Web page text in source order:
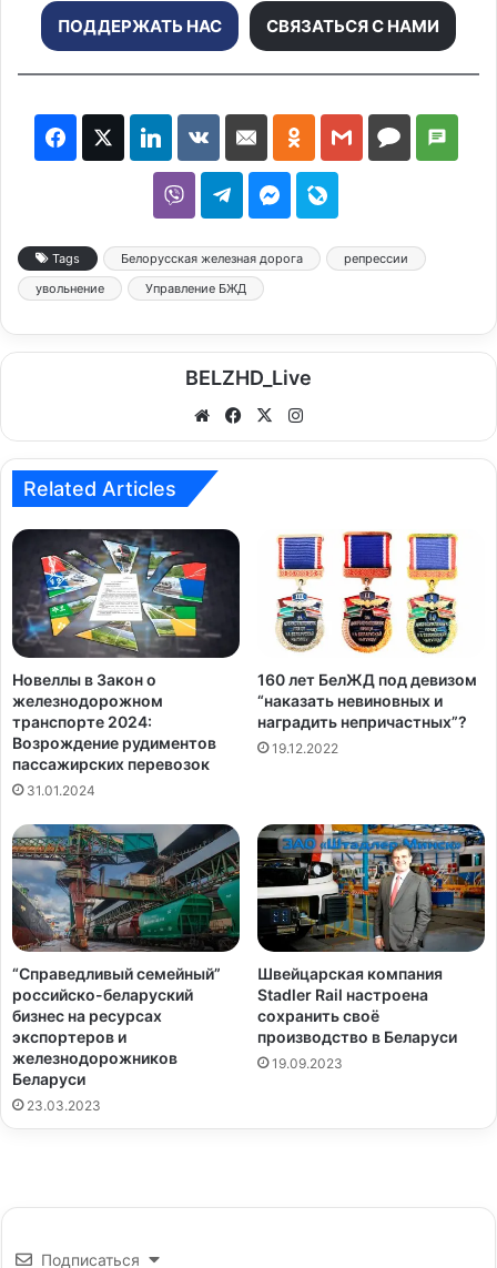
ПОДДЕРЖАТЬ НАС СВЯЗАТЬСЯ С НАМИ
Tags Белорусская железная дорога
репрессии
увольнение
Управление БЖД
BELZHD_Live
We
bsi
Fa
ce
X
tag
Related Articles
Новеллы в Закон о
железнодорожном
транспорте 2024:
Возрождение рудиментов
пассажирских перевозок
31.01.2024
160 лет БелЖД под девизом
“наказать невиновных и
наградить непричастных”?
19.12.2022
“Справедливый семейный”
российско-беларуский
бизнес на ресурсах
экспортеров и
железнодорожников
Беларуси
23.03.2023
Швейцарская компания
Stadler Rail настроена
сохранить своё
производство в Беларуси
19.09.2023
Подписаться